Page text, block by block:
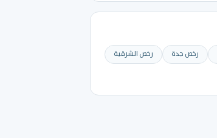
رخص جدة
رخص الشرقية